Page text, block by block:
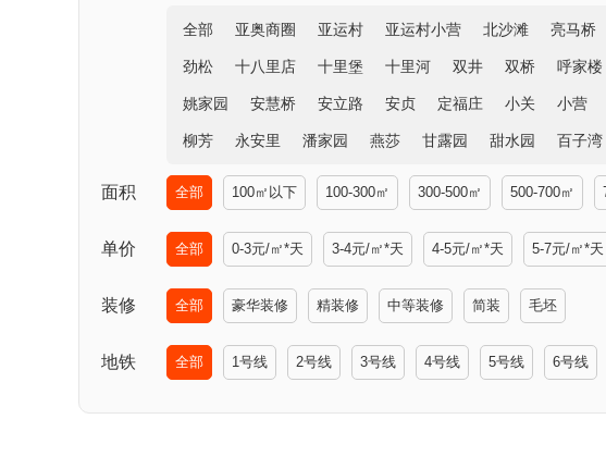
全部 亚奥商圈 亚运村 亚运村小营 北沙滩 亮马桥
劲松 十八里店 十里堡 十里河 双井 双桥 呼家楼
姚家园 安慧桥 安立路 安贞 定福庄 小关 小营
柳芳 永安里 潘家园 燕莎 甘露园 甜水园 百子湾
面积 全部 100㎡以下 100-300㎡ 300-500㎡ 500-700㎡
单价 全部 0-3元/㎡*天 3-4元/㎡*天 4-5元/㎡*天 5-7元/㎡*天
装修 全部 豪华装修 精装修 中等装修 简装 毛坯
地铁 全部 1号线 2号线 3号线 4号线 5号线 6号线